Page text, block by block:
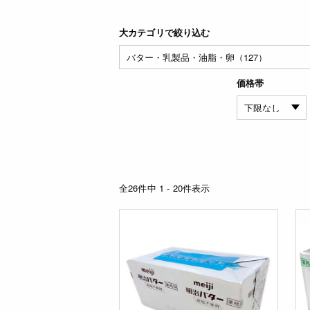
大カテゴリで絞り込む
価格帯
全26件中 1 - 20件表示